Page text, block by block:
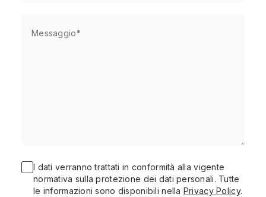
I dati verranno trattati in conformità alla vigente
normativa sulla protezione dei dati personali. Tutte
le informazioni sono disponibili nella Privacy Policy.